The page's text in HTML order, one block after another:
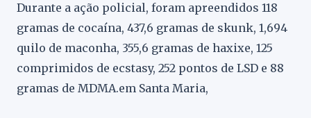
Durante a ação policial, foram apreendidos 118
gramas de cocaína, 437,6 gramas de skunk, 1,694
quilo de maconha, 355,6 gramas de haxixe, 125
comprimidos de ecstasy, 252 pontos de LSD e 88
gramas de MDMA.em Santa Maria,